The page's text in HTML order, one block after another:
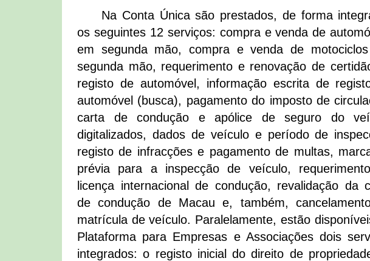
Na Conta Única são prestados, de forma
os seguintes 12 serviços: compra e venda de
em segunda mão, compra e venda de
segunda mão, requerimento e renovação de
registo de automóvel, informação escrita de
automóvel (busca), pagamento do imposto de
carta de condução e apólice de seguro do
digitalizados, dados de veículo e período de
registo de infracções e pagamento de multas,
prévia para a inspecção de veículo,
licença internacional de condução, revalidação da
de condução de Macau e, também,
matrícula de veículo. Paralelamente, estão
Plataforma para Empresas e Associações dois
integrados: o registo inicial do direito de